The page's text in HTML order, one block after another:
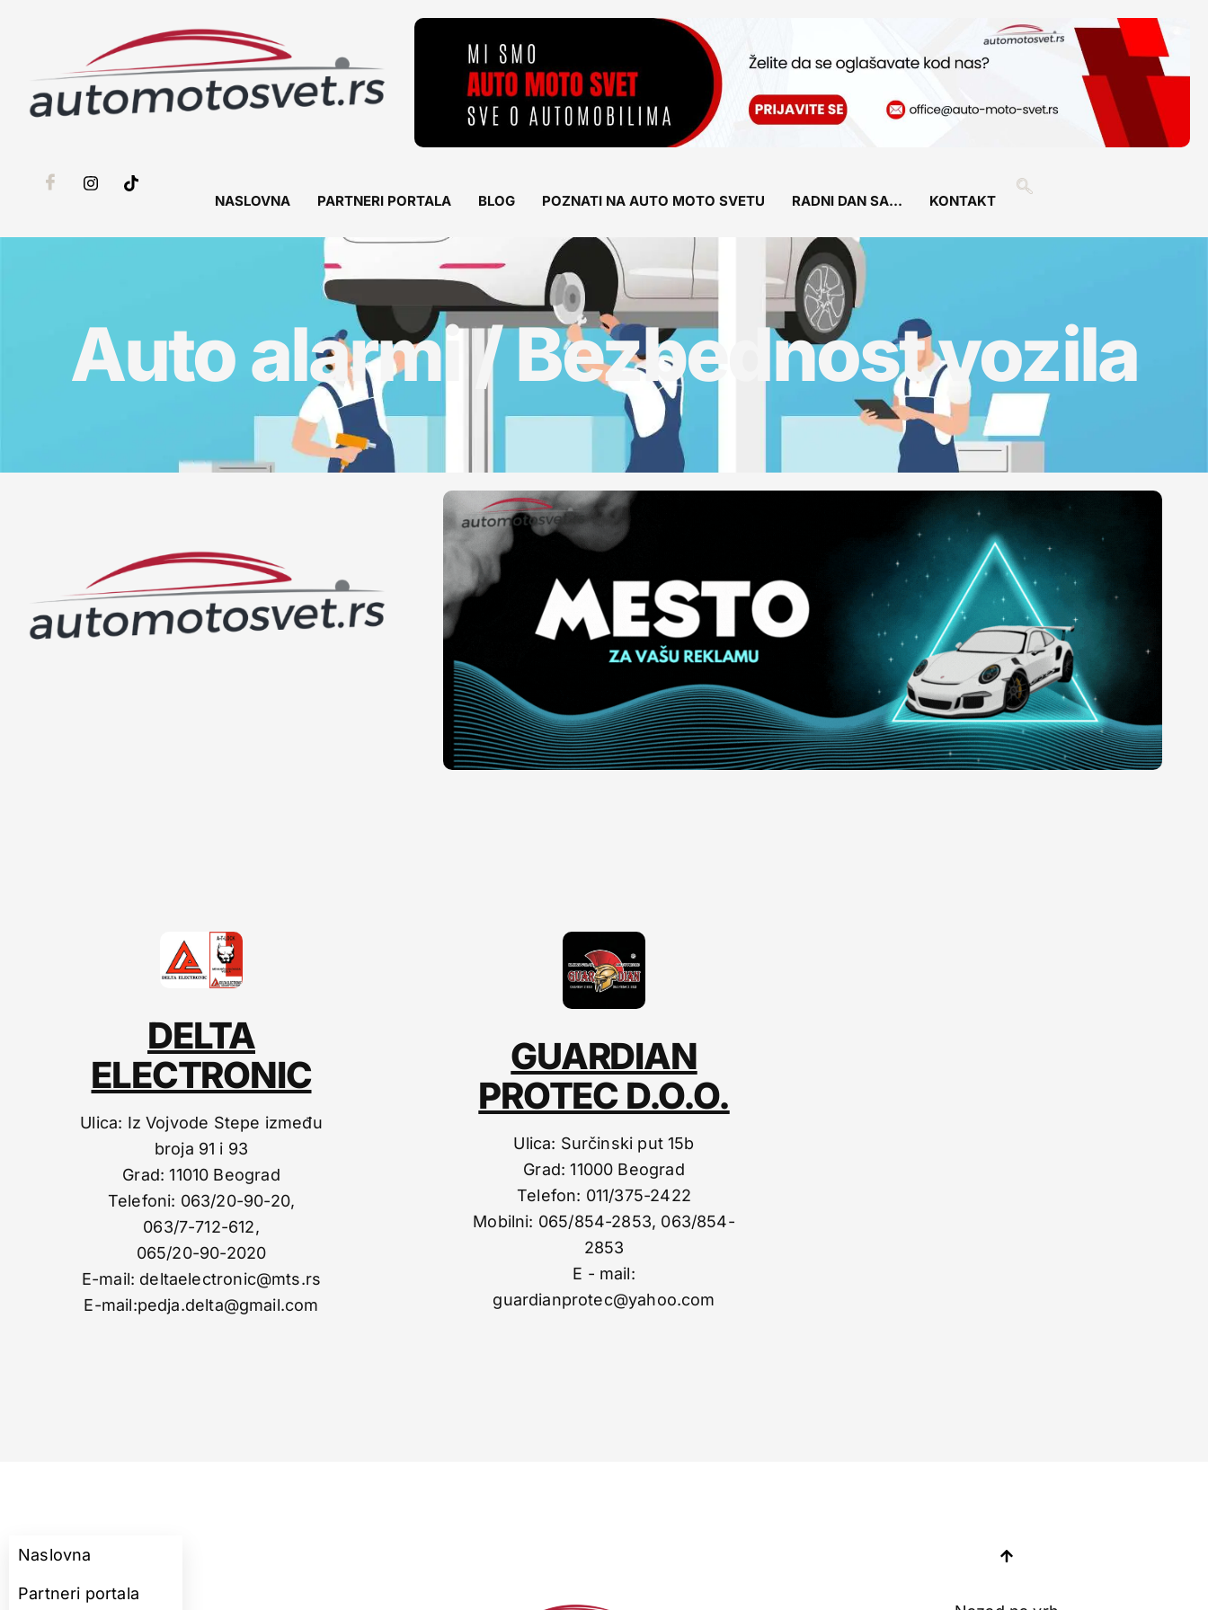
NASLOVNA PARTNERI PORTALA BLOG POZNATI NA AUTO MOTO SVETU RADNI DAN SA… KONTAKT
Auto alarmi / Bezbednost vozila
DELTA
ELECTRONIC
Ulica: Iz Vojvode Stepe između
broja 91 i 93
Grad: 11010 Beograd
Telefoni: 063/20-90-20,
063/7-712-612,
065/20-90-2020
E-mail: deltaelectronic@mts.rs
E-mail:pedja.delta@gmail.com
GUARDIAN
PROTEC D.O.O.
Ulica: Surčinski put 15b
Grad: 11000 Beograd
Telefon: 011/375-2422
Mobilni: 065/854-2853, 063/854-
2853
E - mail:
guardianprotec@yahoo.com
Naslovna
Partneri portala